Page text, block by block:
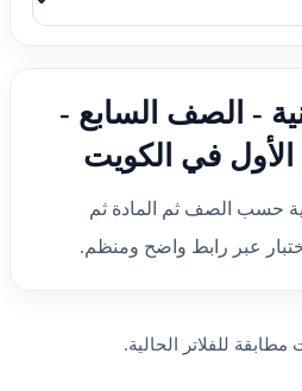
- الصف السابع -
حسب الصف ثم المادة ثم
عبر رابط واضح ومنظم.
مطابقة للفلاتر الحالية.